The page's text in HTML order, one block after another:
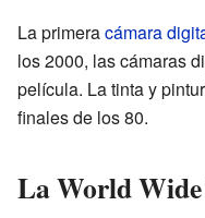
La primeracámara
los 2000, las cámaras
película. La tinta y
finales de los 80.
La World